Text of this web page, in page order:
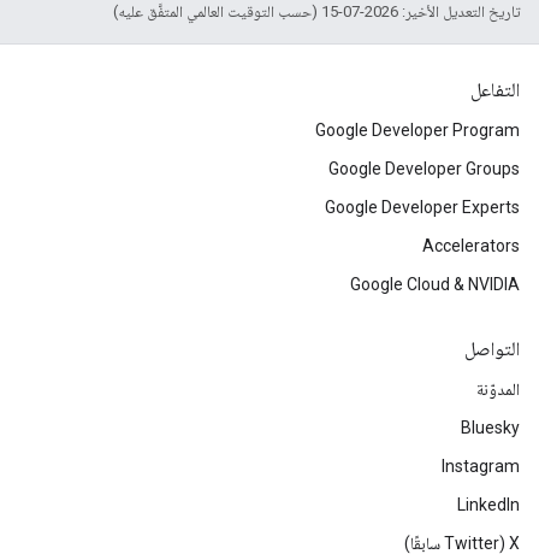
تاريخ التعديل الأخير: 2026-07-15 (حسب التوقيت العالمي المتفَّق عليه)
التفاعل
Google Developer Program
Google Developer Groups
Google Developer Experts
Accelerators
Google Cloud & NVIDIA
التواصل
المدوّنة
Bluesky
Instagram
LinkedIn
‫X ‏(Twitter سابقًا)